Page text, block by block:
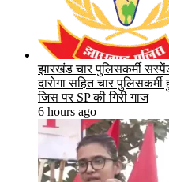
झारखंड चार पुलिसकर्मी
दारोगा सहित चार
जिस पर SP की गिरी गाज
6 hours ago